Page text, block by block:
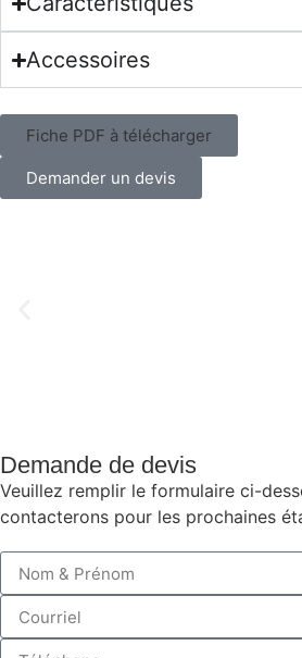
Accessoires
Fiche PDF à télécharger
Demander un devis
Demande de devis
Veuillez remplir le formulaire ci-
contacterons pour les prochaines